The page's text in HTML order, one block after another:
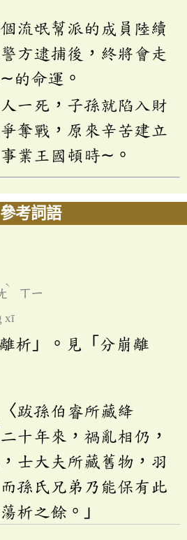
流氓幫派的成員陸續
方逮捕後，終將會走
∼的命運。
一死，子孫就陷入財
奪戰，原來辛苦建立
業王國頓時∼。
參考詞語
ˋ
ㄒㄧ
xī
析」。見「分崩離
跋孫伯睿所藏絳
十年來，禍亂相仍，
士大夫所藏舊物，羽
孫氏兄弟乃能保有此
析之餘。」